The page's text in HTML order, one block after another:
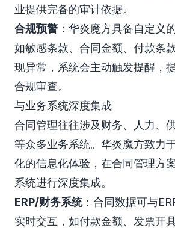
业提供完备的审计依据。
合规预警 ：华炎魔方具备自定义
如敏感条款、合同金额、付款条
现异常，系统会主动触发提醒，
合规审查。
与业务系统深度集成
合同管理往往涉及财务、人力、
等众多业务系统。华炎魔方致力
化的信息化体验，在合同管理方
系统进行深度集成。
ERP/财务系统：合同数据可与
实时交互，如付款金额、发票开